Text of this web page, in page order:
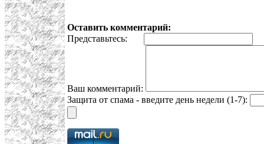
Оставить комментарий:
Представьтесь:
Ваш комментарий:
Защита от спама - введите день недели (1-7):